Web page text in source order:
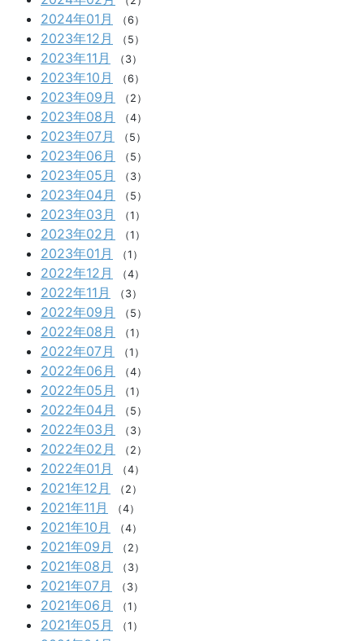
2024年01月 （6）
2023年12月 （5）
2023年11月 （3）
2023年10月 （6）
2023年09月 （2）
2023年08月 （4）
2023年07月 （5）
2023年06月 （5）
2023年05月 （3）
2023年04月 （5）
2023年03月 （1）
2023年02月 （1）
2023年01月 （1）
2022年12月 （4）
2022年11月 （3）
2022年09月 （5）
2022年08月 （1）
2022年07月 （1）
2022年06月 （4）
2022年05月 （1）
2022年04月 （5）
2022年03月 （3）
2022年02月 （2）
2022年01月 （4）
2021年12月 （2）
2021年11月 （4）
2021年10月 （4）
2021年09月 （2）
2021年08月 （3）
2021年07月 （3）
2021年06月 （1）
2021年05月 （1）